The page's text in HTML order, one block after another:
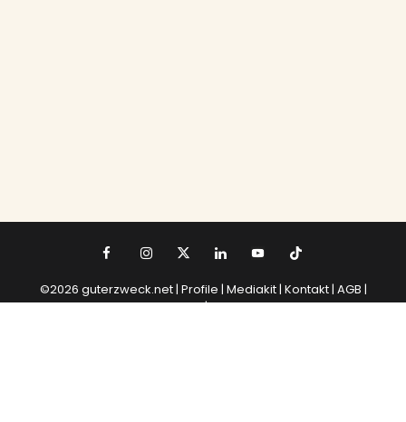
©2026 guterzweck.net | Profile | Mediakit| Kontakt| AGB |
Datenschutz|Impressum